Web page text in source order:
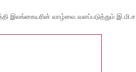
இலங்கையரின் வாழ்வை வளப்படுத்தும்